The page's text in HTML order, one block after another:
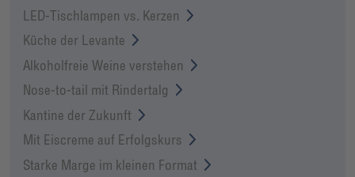
LED-Tischlampen vs. Kerzen
Küche der Levante
Alkoholfreie Weine verstehen
Nose-to-tail mit Rindertalg
Kantine der Zukunft
Mit Eiscreme auf Erfolgskurs
Starke Marge im kleinen Format